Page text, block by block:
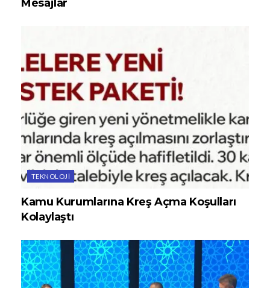
Mesajlar
TEKNOLOJI
Kamu Kurumlarına Kreş Açma Koşulları
Kolaylaştı